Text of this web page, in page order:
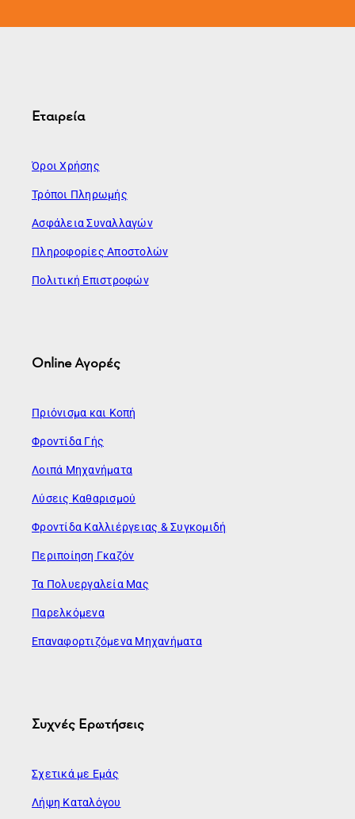
Εταιρεία
Όροι Χρήσης
Τρόποι Πληρωμής
Ασφάλεια Συναλλαγών
Πληροφορίες Αποστολών
Πολιτική Επιστροφών
Online Αγορές
Πριόνισμα και Κοπή
Φροντίδα Γής
Λοιπά Μηχανήματα
Λύσεις Καθαρισμού
Φροντίδα Καλλιέργειας & Συγκομιδή
Περιποίηση Γκαζόν
Τα Πολυεργαλεία Μας
Παρελκόμενα
Επαναφορτιζόμενα Μηχανήματα
Συχνές Ερωτήσεις
Σχετικά με Εμάς
Λήψη Καταλόγου